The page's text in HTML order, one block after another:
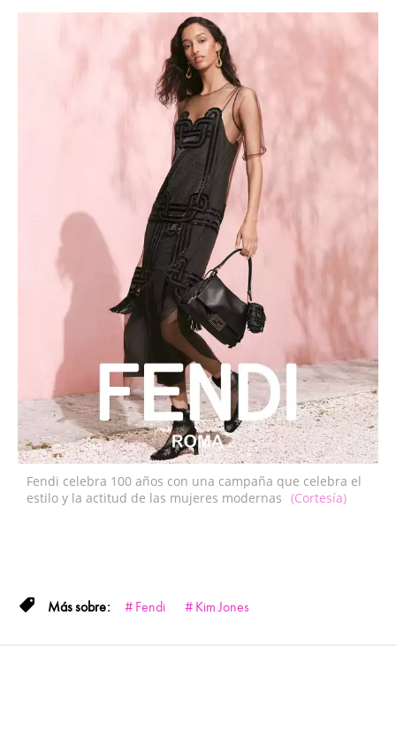
Fendi celebra 100 años con una campaña que celebra el
estilo y la actitud de las mujeres modernas (Cortesía)
Fendi Kim Jones